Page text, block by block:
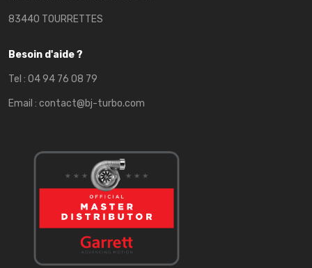
83440 TOURRETTES
Besoin d'aide ?
Tel : 04 94 76 08 79
Email : contact@bj-turbo.com